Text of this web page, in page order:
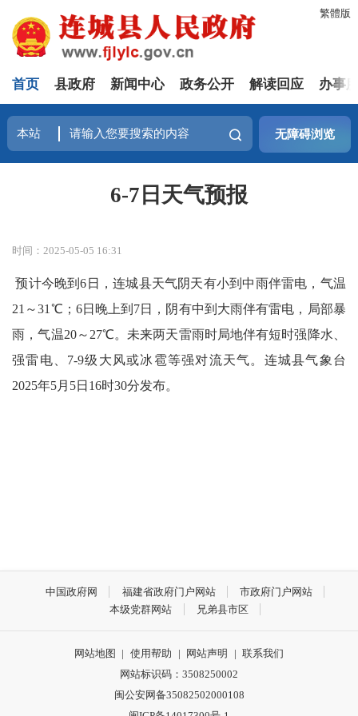
繁體版
首页 县政府 新闻中心 政务公开 解读回应 办事
无障碍浏览
6-7日天气预报
时间：2025-05-05 16:31
预计今晚到6日，连城县天气阴天有小到中雨伴雷电， 气温
21～31℃；6日晚上到7日，阴有中到大雨伴有雷电，局部暴
雨，气温20～27℃。未来两天雷雨时局地伴有短时强降水、
强雷电、7-9级大风或冰雹等强对流天气。 连城县气象台
2025年5月5日16时30分发布。
中国政府网 福建省政府门户网站
市政府门户网站
本级党群网站
兄弟县市区
网站地图 | 使用帮助 | 网站声明 | 联系我们
网站标识码：3508250002
闽公安网备35082502000108